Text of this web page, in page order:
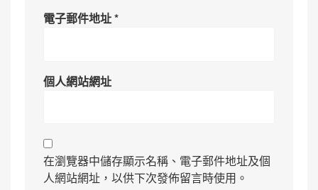
電子郵件地址*
個人網站網址
在瀏覽器中儲存顯示名稱、電子郵件地址及個
人網站網址，以供下次發佈留言時使用。